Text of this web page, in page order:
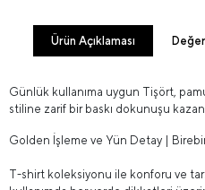
Ürün Açıklaması
Günlük kullanıma uygun Tişört,
stiline zarif bir baskı dokunuşu
Golden İşleme ve Yün Detay |
T-shirt koleksiyonu ile konforu ve